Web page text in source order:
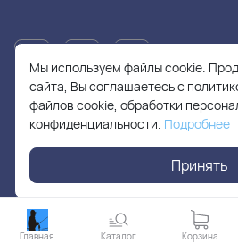
+7(905)705-55-49
fishhuntershop@yandex.ru
Главная Каталог Корзина
Мы используем файлы cookie.
сайта, Вы соглашаетесь с
файлов cookie, обработки
конфиденциальности. Подробнее
Принять